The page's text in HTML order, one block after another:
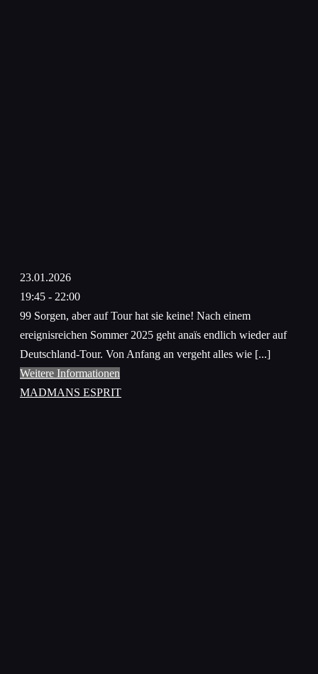
23.01.2026
19:45 - 22:00
99 Sorgen, aber auf Tour hat sie keine! Nach einem
ereignisreichen Sommer 2025 geht anaïs endlich wieder auf
Deutschland-Tour. Von Anfang an vergeht alles wie [...]
Weitere Informationen
MADMANS ESPRIT